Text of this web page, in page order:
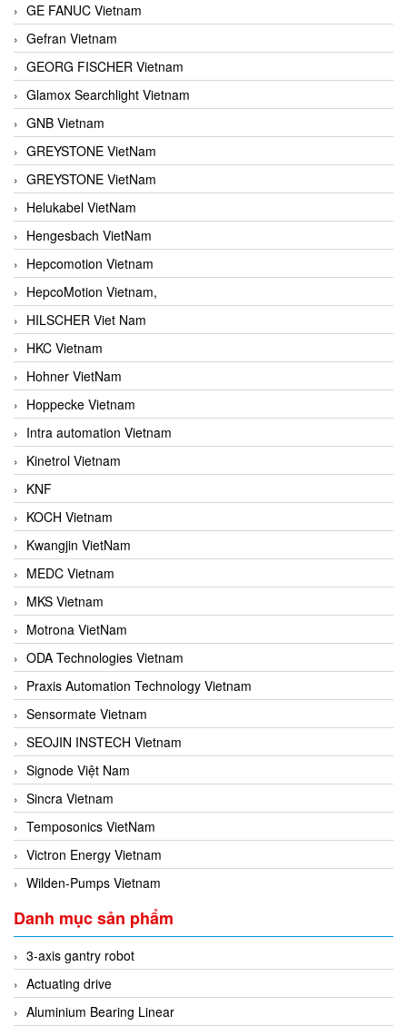
GE FANUC Vietnam
Gefran Vietnam
GEORG FISCHER Vietnam
Glamox Searchlight Vietnam
GNB Vietnam
GREYSTONE VietNam
GREYSTONE VietNam
Helukabel VietNam
Hengesbach VietNam
Hepcomotion Vietnam
HepcoMotion Vietnam,
HILSCHER Viet Nam
HKC Vietnam
Hohner VietNam
Hoppecke Vietnam
Intra automation Vietnam
Kinetrol Vietnam
KNF
KOCH Vietnam
Kwangjin VietNam
MEDC Vietnam
MKS Vietnam
Motrona VietNam
ODA Technologies Vietnam
Praxis Automation Technology Vietnam
Sensormate Vietnam
SEOJIN INSTECH Vietnam
Signode Việt Nam
Sincra Vietnam
Temposonics VietNam
Victron Energy Vietnam
Wilden-Pumps Vietnam
Danh mục sản phẩm
3-axis gantry robot
Actuating drive
Aluminium Bearing Linear